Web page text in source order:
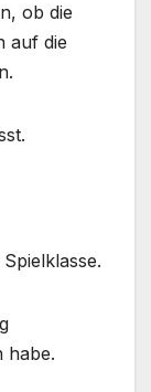
ob die
auf die
habe.